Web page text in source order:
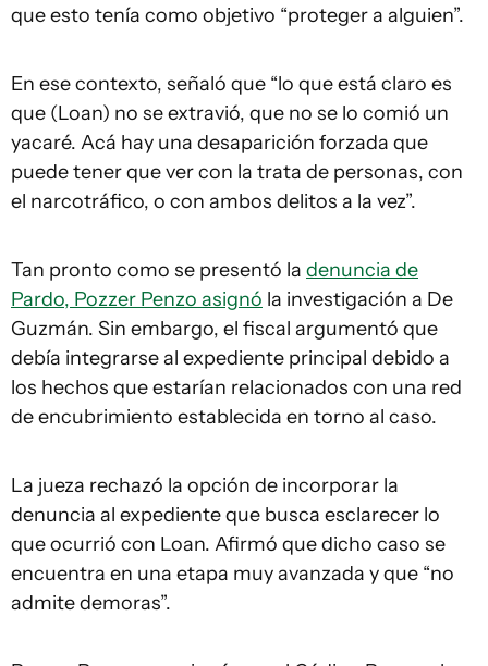
que esto tenía como objetivo “proteger a alguien”.
En ese contexto, señaló que “lo que está claro es
que (Loan) no se extravió, que no se lo comió un
yacaré. Acá hay una desaparición forzada que
puede tener que ver con la trata de personas, con
el narcotráfico, o con ambos delitos a la vez”.
Tan pronto como se presentó la denuncia de
Pardo, Pozzer Penzo asignó la investigación a De
Guzmán. Sin embargo, el fiscal argumentó que
debía integrarse al expediente principal debido a
los hechos que estarían relacionados con una red
de encubrimiento establecida en torno al caso.
La jueza rechazó la opción de incorporar la
denuncia al expediente que busca esclarecer lo
que ocurrió con Loan. Afirmó que dicho caso se
encuentra en una etapa muy avanzada y que “no
admite demoras”.